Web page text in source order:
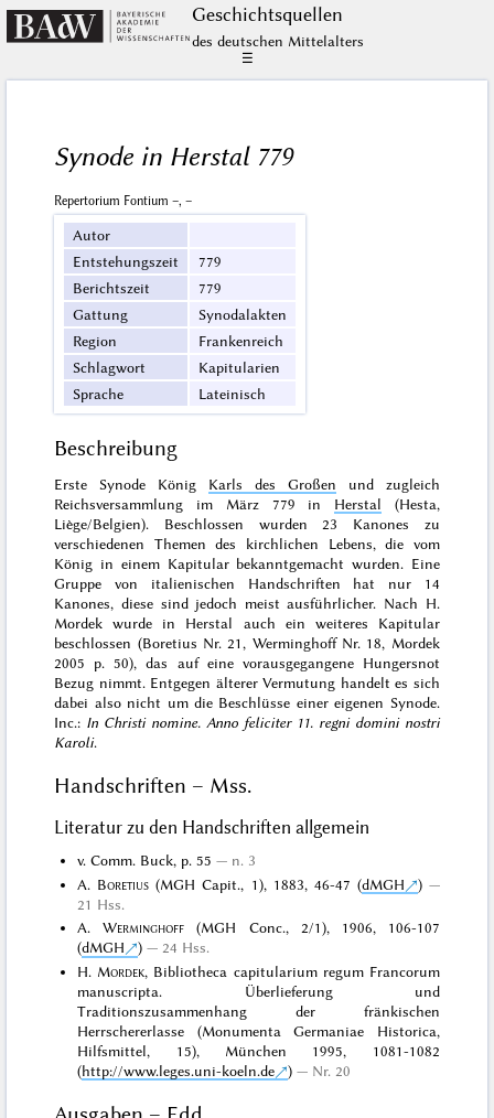
Geschichts­quellen
des deutschen Mittelalters
☰
Synode in Herstal 779
Repertorium Fontium –, –
Autor
Entstehungszeit
779
Berichtszeit
779
Gattung
Synodalakten
Region
Frankenreich
Schlagwort
Kapitularien
Sprache
Lateinisch
Beschreibung
Erste Synode König Karls des Großen und zugleich
Reichsversammlung im März 779 in Herstal (Hesta,
Liège/Belgien). Beschlossen wurden 23 Kanones zu
verschiedenen Themen des kirchlichen Lebens, die vom
König in einem Kapitular bekanntgemacht wurden. Eine
Gruppe von italienischen Handschriften hat nur 14
Kanones, diese sind jedoch meist ausführlicher. Nach H.
Mordek wurde in Herstal auch ein weiteres Kapitular
beschlossen (Boretius Nr. 21, Werminghoff Nr. 18, Mordek
2005 p. 50), das auf eine vorausgegangene Hungersnot
Bezug nimmt. Entgegen älterer Vermutung handelt es sich
dabei also nicht um die Beschlüsse einer eigenen Synode.
Inc.: In Christi nomine. Anno feliciter 11. regni domini nostri
Karoli.
Handschriften – Mss.
Literatur zu den Handschriften allgemein
v. Comm. Buck, p. 55
n. 3
A. Boretius (MGH Capit., 1), 1883, 46-47 (dMGH
)
21 Hss.
A.Werminghoff (MGH Conc., 2/1), 1906, 106-107
(dMGH )
24 Hss.
H. Mordek, Bibliotheca capitularium regum Francorum
manuscripta. Überlieferung und
Traditionszusammenhang der fränkischen
Herrschererlasse (Monumenta Germaniae Historica,
Hilfsmittel, 15), München 1995, 1081-1082
(http://www.leges.uni-koeln.de ) Nr. 20